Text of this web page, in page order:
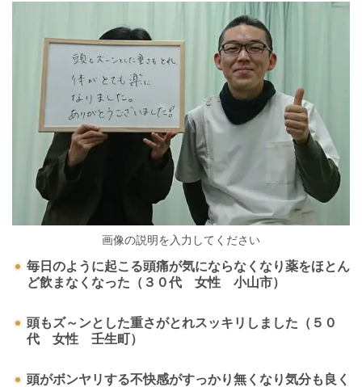
画像の説明を入力してください
毎日のように起こる頭痛が気にならなくなり薬をほとん
ど飲まなくなった（３０代 女性 小山市）
頭もズ～ンとした重さがとれスッキリしました（５０
代 女性 壬生町）
頭がボンヤリする不快感がすっかり無くなり気分も良く